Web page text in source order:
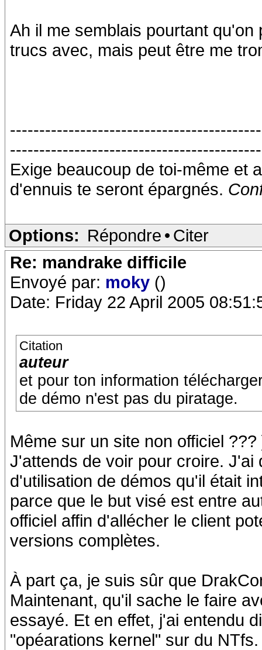
Ah il me semblais pourtant
trucs avec, mais peut être me
Exige beaucoup de toi-même et
d'ennuis te seront épargnés.
Options: Répondre • Citer
Re: mandrake difficile
Envoyé par: moky ()
Date: Friday 22 April 2005
Citation
auteur
et pour ton information
de démo n'est pas du piratage.
Même sur un site non officiel ???
J'attends de voir pour croire.
d'utilisation de démos qu'il était
parce que le but visé est entre
officiel affin d'allécher le client
versions complètes.
À part ça, je suis sûr que
Maintenant, qu'il sache le faire
essayé. Et en effet, j'ai entendu
"opéarations kernel" sur du NTfs.